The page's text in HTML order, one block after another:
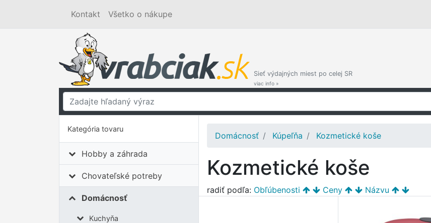
Kontakt Všetko o nákupe
Sieť výdajných miest po celej SR
viac info »
Kategória tovaru
Hobby a záhrada
Chovateľské potreby
Domácnosť
Kuchyňa
Domácnosť Kúpeľňa Kozmetické koše
Kozmetické koše
radiť podľa: Obľúbenosti Ceny Názvu